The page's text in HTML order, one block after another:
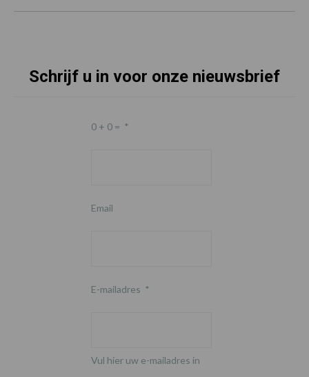
Schrijf u in voor onze nieuwsbrief
0 + 0 = *
Email
E-mailadres *
Vul hier uw e-mailadres in